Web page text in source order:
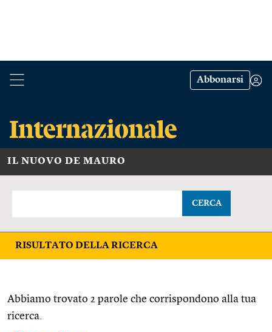
Abbonarsi
IL NUOVO DE MAURO
CERCA
RISULTATO DELLA RICERCA
Abbiamo trovato 2 parole che corrispondono alla tua
ricerca.